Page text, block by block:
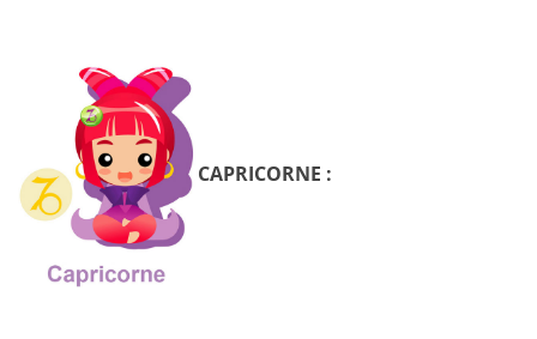
CAPRICORNE :